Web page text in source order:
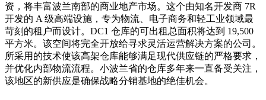
资，将丰富波兰南部的商业地产市场。这个由知名开发商 7R
开发的 A 级高端设施，专为物流、电子商务和轻工业领域最
苛刻的租户而设计。DC1 仓库的可出租总面积将达到 19,500
平方米。该空间将完全开放给寻求灵活运营解决方案的公司。
所采用的技术使该高架仓库能够满足现代供应链的严格要求，
并优化内部物流流程。小波兰省的仓库多年来一直备受关注，
该地区的新供应是确保战略分销基地的绝佳机会。